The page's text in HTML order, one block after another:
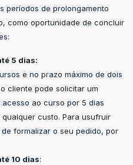
períodos de prolongamento
como oportunidade de concluir
5 dias:
e no prazo máximo de dois
cliente pode solicitar um
ao curso por 5 dias
custo. Para usufruir
formalizar o seu pedido, por
10 dias: